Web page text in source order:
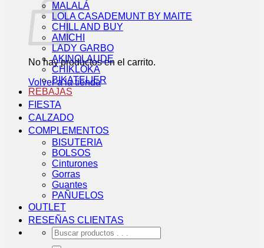
No hay productos en el carrito.
Volver a la tienda
MALALÁ
LOLA CASADEMUNT BY MAITE
CHILL AND BUY
AMICHI
LADY GARBO
AKINOLAUDE
CHIKLOKA
BIKATELIER
REBAJAS
FIESTA
CALZADO
COMPLEMENTOS
BISUTERIA
BOLSOS
Cinturones
Gorras
Guantes
PAÑUELOS
OUTLET
RESEÑAS CLIENTAS
Buscar
por: